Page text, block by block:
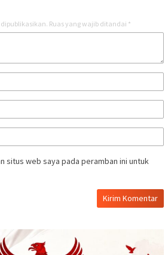
Ruas yang wajib ditandai *
situs web saya pada peramban ini untuk